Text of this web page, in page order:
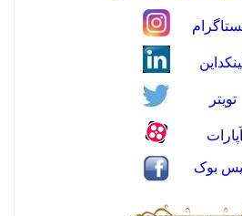
تویتر
آپارات
بوک